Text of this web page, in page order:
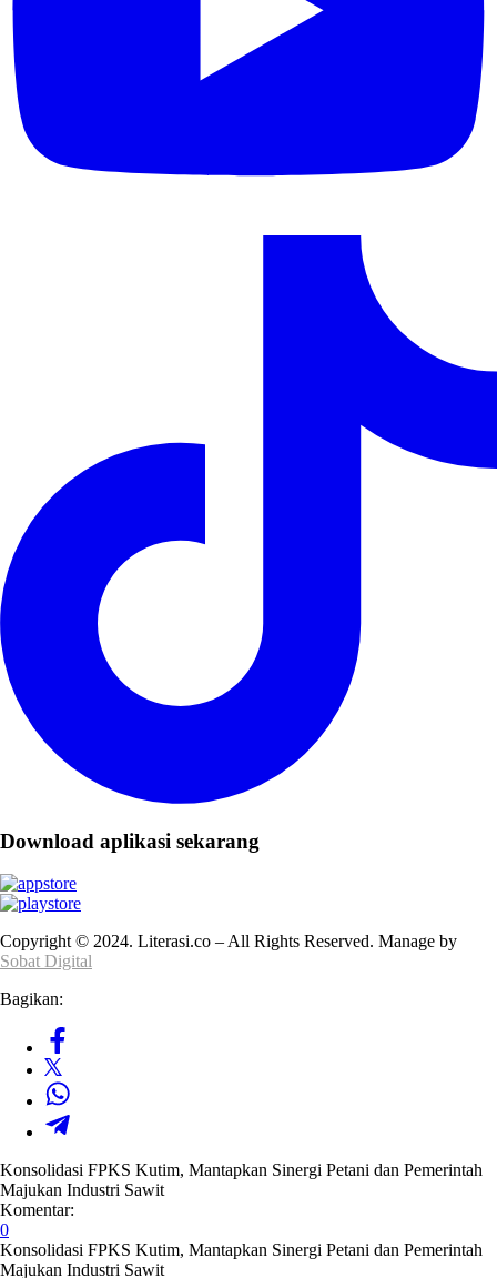
Download aplikasi sekarang
Copyright © 2024. Literasi.co – All Rights Reserved. Manage by
Sobat Digital
Bagikan:
Konsolidasi FPKS Kutim, Mantapkan Sinergi Petani dan Pemerintah
Majukan Industri Sawit
Komentar:
0
Konsolidasi FPKS Kutim, Mantapkan Sinergi Petani dan Pemerintah
Majukan Industri Sawit